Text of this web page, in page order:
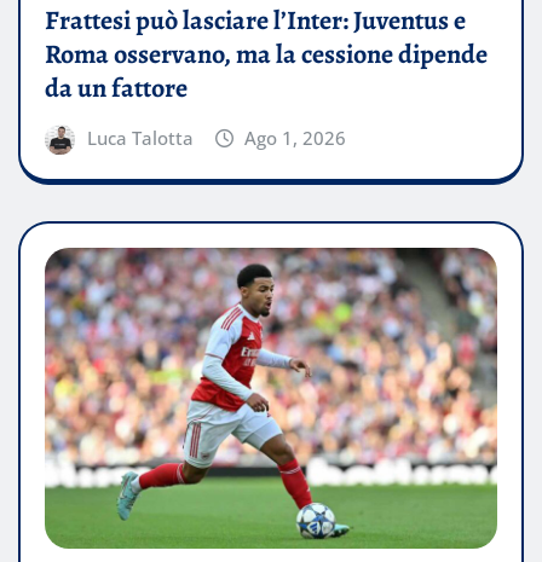
Frattesi può lasciare l’Inter: Juventus e
Roma osservano, ma la cessione dipende
da un fattore
Luca Talotta Ago 1, 2026